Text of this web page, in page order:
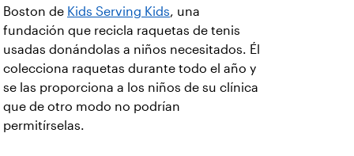
Boston de Kids Serving Kids, una
fundación que recicla raquetas de tenis
usadas donándolas a niños necesitados. Él
colecciona raquetas durante todo el año y
se las proporciona a los niños de su clínica
que de otro modo no podrían
permitírselas.